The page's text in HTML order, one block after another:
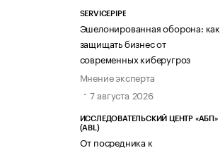
SERVICEPIPE
Эшелонированная оборона: как
защищать бизнес от
современных киберугроз
Мнение эксперта
7 августа 2026
ИССЛЕДОВАТЕЛЬСКИЙ ЦЕНТР «АБП»
(ABL)
От посредника к